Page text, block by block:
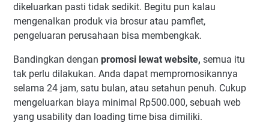
dikeluarkan pasti tidak sedikit. Begitu pun kalau
mengenalkan produk via brosur atau pamflet,
pengeluaran perusahaan bisa membengkak.
Bandingkan dengan promosi lewat website, semua itu
tak perlu dilakukan. Anda dapat mempromosikannya
selama 24 jam, satu bulan, atau setahun penuh. Cukup
mengeluarkan biaya minimal Rp500.000, sebuah web
yang usability dan loading time bisa dimiliki.